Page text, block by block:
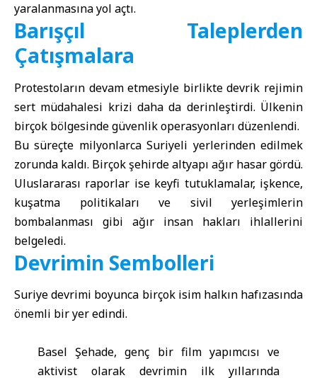
yaralanmasına yol açtı.
Barışçıl Taleplerden
Çatışmalara
Protestoların devam etmesiyle birlikte devrik rejimin
sert müdahalesi krizi daha da derinleştirdi. Ülkenin
birçok bölgesinde güvenlik operasyonları düzenlendi.
Bu süreçte milyonlarca Suriyeli yerlerinden edilmek
zorunda kaldı. Birçok şehirde altyapı ağır hasar gördü.
Uluslararası raporlar ise keyfi tutuklamalar, işkence,
kuşatma politikaları ve sivil yerleşimlerin
bombalanması gibi ağır insan hakları ihlallerini
belgeledi.
Devrimin Sembolleri
Suriye devrimi boyunca birçok isim halkın hafızasında
önemli bir yer edindi.
Basel Şehade, genç bir film yapımcısı ve
aktivist olarak devrimin ilk yıllarında